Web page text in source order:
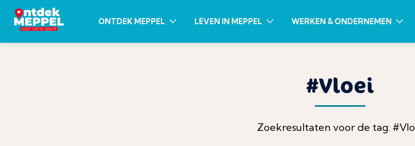
ONTDEK MEPPEL LEVEN IN MEPPEL WERKEN & ONDERNEMEN
#Vloei
Zoekresultaten voor de tag: